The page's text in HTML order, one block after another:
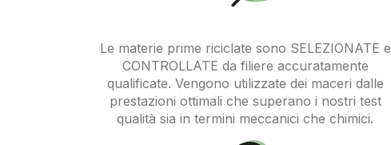
Le materie prime riciclate sono SELEZIONATE e
CONTROLLATE da filiere accuratamente
qualificate. Vengono utilizzate dei maceri dalle
prestazioni ottimali che superano i nostri test
qualità sia in termini meccanici che chimici.